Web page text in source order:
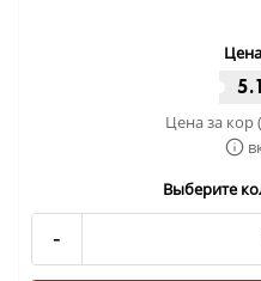
Цена за кор
Выберите
-